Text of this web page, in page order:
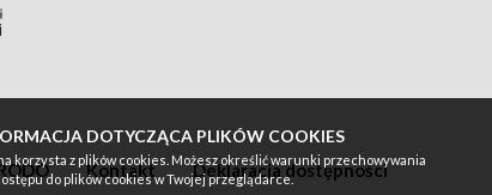
DOTYCZĄCA PLIKÓW COOKIES
korzysta z plików cookies. Możesz określić warunki przechowywania
do plików cookies w Twojej przeglądarce.
Kontakt Deklaracja dostępności